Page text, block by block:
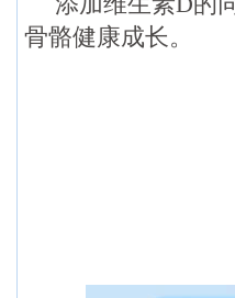
骨骼健康成长。